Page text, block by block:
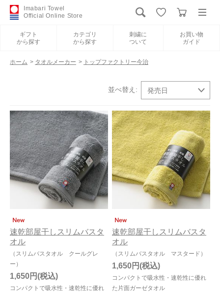
Imabari Towel
Official Online Store
ギフト
から探す
カテゴリ
から探す
刺繍に
ついて
お買い物
ガイド
新規会員登録
カテゴリから探す
刺繍について
お買い物ガイド
International Shipping
今治タオルについて
当サイトについて
速乾部屋干しスリムバスタ
オル
（スリムバスタオル クールグレ
ー）
コンパクトで吸水性・速乾性に優れ
1,650円
速乾部屋干しスリムバスタ
オル
（スリムバスタオル マスタード）
コンパクトで吸水性・速乾性に優れ
た片面ガーゼタオル
1,650円
ホーム > タオルメーカー > トップファクトリー今治